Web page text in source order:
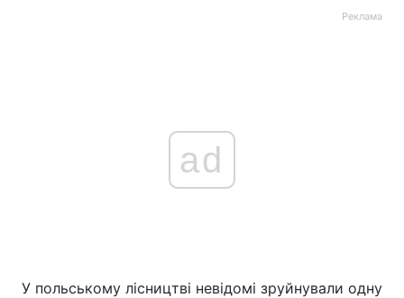
Реклама
ad
У польському лісництві невідомі зруйнували одну